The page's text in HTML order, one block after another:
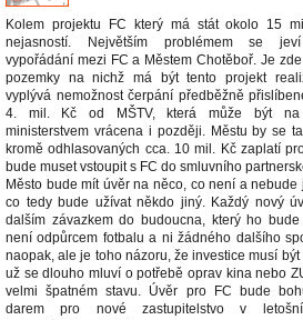
Kolem projektu FC který má stát okolo 15
nejasností. Největším problémem se jeví
vypořádání mezi FC a Městem Chotěboř. Je
pozemky na nichž má být tento projekt
vyplývá nemožnost čerpání předběžně
4. mil. Kč od MŠTV, která může být na
ministerstvem vrácena i později. Městu by se
kromě odhlasovaných cca. 10 mil. Kč zaplatí
bude muset vstoupit s FC do smluvního
Město bude mít úvěr na něco, co není a nebude
co tedy bude užívat někdo jiný. Každý nový
dalším závazkem do budoucna, který ho bude
není odpůrcem fotbalu a ni žádného dalšího
naopak, ale je toho názoru, že investice musí
už se dlouho mluví o potřebě oprav kina nebo
velmi špatném stavu. Úvěr pro FC bude
darem pro nové zastupitelstvo v